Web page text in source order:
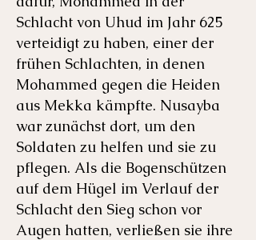
Schlacht von Uhud im Jahr 625
verteidigt zu haben, einer der
frühen Schlachten, in denen
Mohammed gegen die Heiden
aus Mekka kämpfte. Nusayba
war zunächst dort, um den
Soldaten zu helfen und sie zu
pflegen. Als die Bogenschützen
auf dem Hügel im Verlauf der
Schlacht den Sieg schon vor
Augen hatten, verließen sie ihre